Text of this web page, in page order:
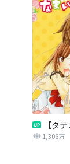
1,306万